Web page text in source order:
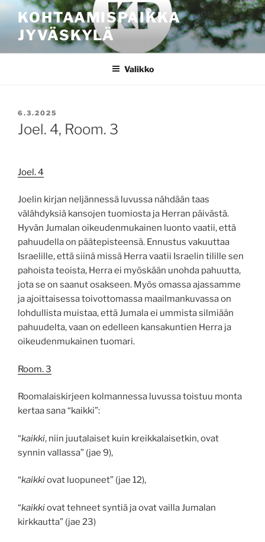
sisältöönKOHTAAMISPAIKKA
JYVÄSKYLÄ
Valikko
JULKAISTU
6.3.2025
Joel. 4, Room. 3
Joel. 4
Joelin kirjan neljännessä luvussa nähdään taas
välähdyksiä kansojen tuomiosta ja Herran päivästä.
Hyvän Jumalan oikeudenmukainen luonto vaatii, että
pahuudella on päätepisteensä. Ennustus vakuuttaa
Israelille, että siinä missä Herra vaatii Israelin tilille sen
pahoista teoista, Herra ei myöskään unohda pahuutta,
jota se on saanut osakseen. Myös omassa ajassamme
ja ajoittaisessa toivottomassa maailmankuvassa on
lohdullista muistaa, että Jumala ei ummista silmiään
pahuudelta, vaan on edelleen kansakuntien Herra ja
oikeudenmukainen tuomari.
Room. 3
Roomalaiskirjeen kolmannessa luvussa toistuu monta
kertaa sana “kaikki”:
“kaikki, niin juutalaiset kuin kreikkalaisetkin, ovat
synnin vallassa” (jae 9),
“kaikkiovat luopuneet” (jae 12),
“kaikkiovat tehneet syntiä ja ovat vailla Jumalan
kirkkautta” (jae 23)